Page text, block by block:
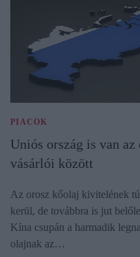
PIACOK
Uniós ország is van
vásárlói között
Az orosz kőolaj kivitelének
kerül, de továbbra is jut
Kína csupán a harmadik
olajnak az…